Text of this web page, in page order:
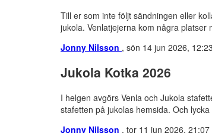
Till er som inte följt sändningen eller
jukola. Venlatjejerna kom några
Jonny Nilsson , sön 14 jun 2026, 12:23
Jukola Kotka 2026
I helgen avgörs Venla och Jukola
stafetten på jukolas hemsida. Och
Jonny Nilsson , tor 11 jun 2026, 21:07